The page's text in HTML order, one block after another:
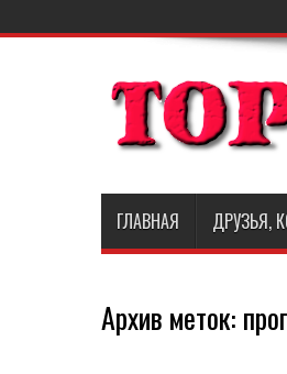
ГЛАВНАЯ ДРУЗЬЯ,
Архив меток: